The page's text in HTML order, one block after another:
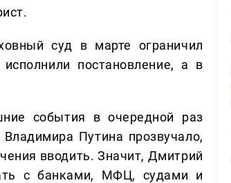
суд в марте ограничил
постановление, а в
события в очередной раз
Путина прозвучало,
вводить. Значит, Дмитрий
с банками, МФЦ, судами и